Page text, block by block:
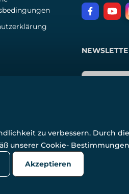
www.wulflund.de 2007-2026.
, protected by reCAPTCHA.
zu verbessern. Durch
unserer Cookie- Bestimmungen
Akzeptieren